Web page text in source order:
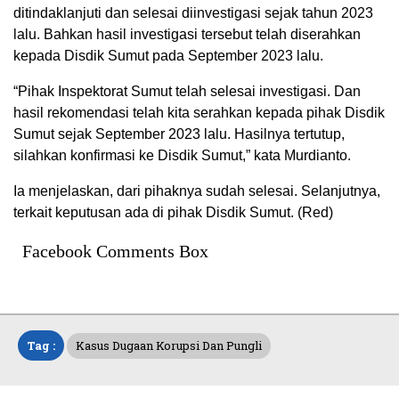
ditindaklanjuti dan selesai diinvestigasi sejak tahun 2023
lalu. Bahkan hasil investigasi tersebut telah diserahkan
kepada Disdik Sumut pada September 2023 lalu.
“Pihak Inspektorat Sumut telah selesai investigasi. Dan
hasil rekomendasi telah kita serahkan kepada pihak Disdik
Sumut sejak September 2023 lalu. Hasilnya tertutup,
silahkan konfirmasi ke Disdik Sumut,” kata Murdianto.
Ia menjelaskan, dari pihaknya sudah selesai. Selanjutnya,
terkait keputusan ada di pihak Disdik Sumut. (Red)
Facebook Comments Box
Tag : Kasus Dugaan Korupsi Dan Pungli